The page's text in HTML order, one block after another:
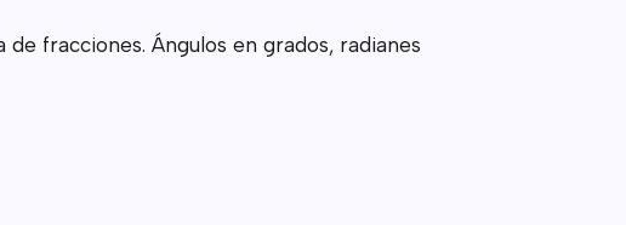
fracciones. Ángulos en grados, radianes